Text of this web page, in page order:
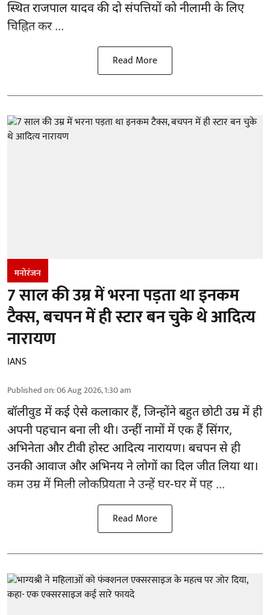
स्थित राजपाल यादव की दो संपत्तियों को नीलामी के लिए
चिह्नित कर ...
Read More
मनोरंजन
7 साल की उम्र में भरना पड़ता था इनकम
टैक्स, बचपन में ही स्टार बन चुके थे आदित्य
नारायण
IANS
Published on:06 Aug 2026, 1:30 am
बॉलीवुडमें कई ऐसे कलाकार हैं, जिन्होंने बहुत छोटी उम्र में ही
अपनी पहचान बना ली थी। उन्हीं नामों में एक हैं सिंगर,
अभिनेता और टीवी होस्ट आदित्य नारायण। बचपन से ही
उनकी आवाज और अभिनय ने लोगों का दिल जीत लिया था।
कम उम्र में मिली लोकप्रियता ने उन्हें घर-घर में पह ...
Read More